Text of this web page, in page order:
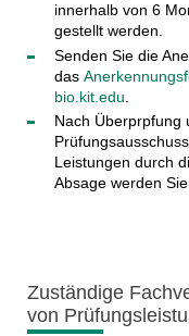
innerhalb von 6
gestellt werden.
Senden Sie die
das
bio.kit.edu
Nach Überprpfung
Leistungen durch
Absage werden
Zuständige
von